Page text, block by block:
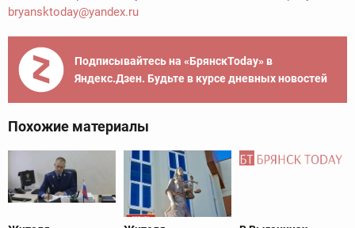
bryansktoday@yandex.ru
Подписывайтесь на «БрянскToday» в
Яндекс.Дзен. Будьте в курсе дневных новостей
Похожие материалы